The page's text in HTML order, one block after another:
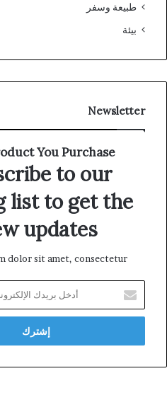
طبيعة وسفر
بيئة
Newsletter
You Purchase
to our
list to get the
updates!
dolor sit amet, consectetur.
بريدك
الإلكتروني